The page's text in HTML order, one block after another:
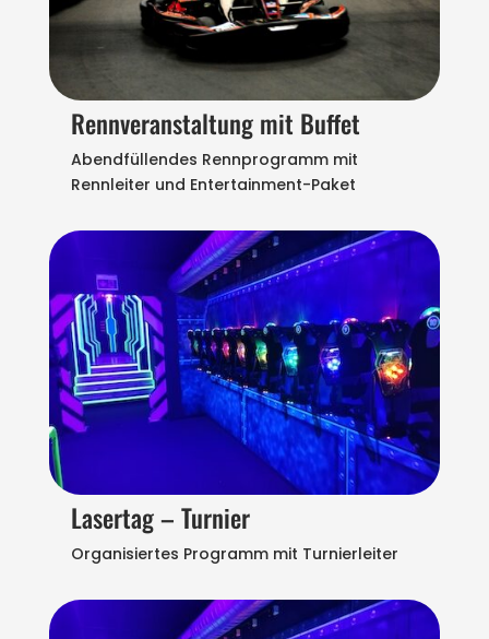
Rennveranstaltung mit Buffet
Abendfüllendes Rennprogramm mit
Rennleiter und Entertainment-Paket
Lasertag – Turnier
Organisiertes Programm mit Turnierleiter